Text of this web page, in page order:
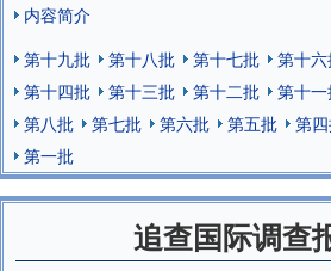
内容简介
第十九批
第十八批 第十七批 第十
第十四批
第十三批 第十二批 第十
第八批
第七批 第六批 第五批 第
第一批
追查国际调查